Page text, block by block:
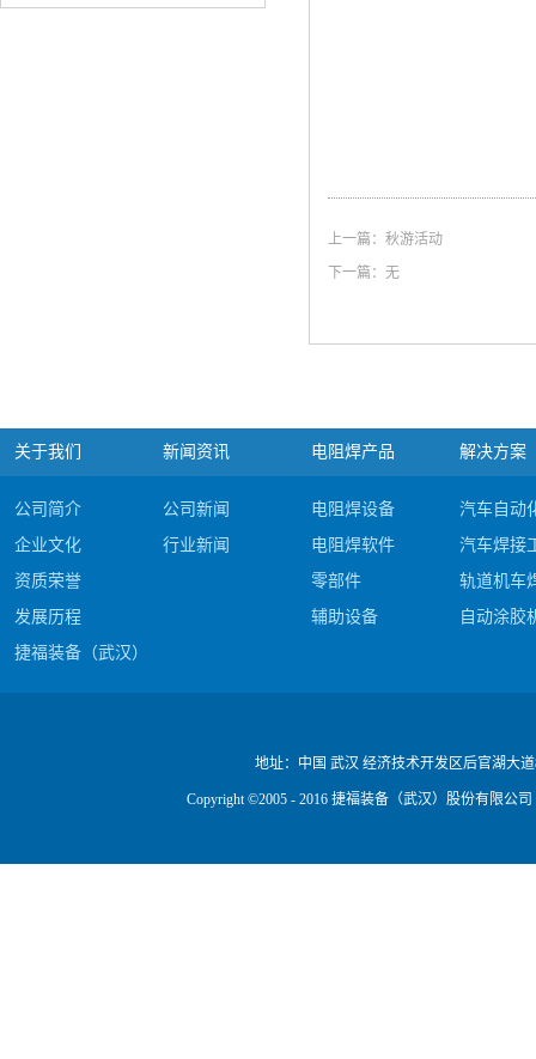
上一篇： 秋游活动
下一篇：无
关于我们
公司简介
企业文化
资质荣誉
发展历程
捷福装备（武汉）股份有限公司电阻焊产品#c
新闻资讯
公司新闻
行业新闻
电阻焊产品
电阻焊设备
电阻焊软件
零部件
辅助设备
解决方案
汽车自动
汽车焊接
轨道机车
自动涂胶
Copyright ©2005 - 2016 捷福装备（武汉）股份有限公司
地址： 中国 武汉 经济技术开发区后官湖大